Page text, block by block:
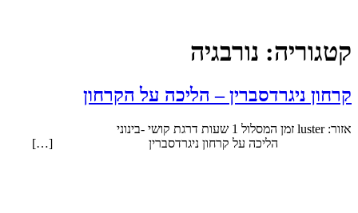
קטגוריה: נורבגיה
קרחון ניגרדסברין – הליכה על הקרחון
אזור: luster זמן המסלול 1 שעות דרגת קושי -בינוני
הליכה על קרחון ניגרדסברין […]